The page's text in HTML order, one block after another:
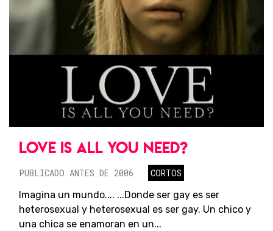
LOVE IS ALL YOU NEED?
PUBLICADO ANTES DE 2006
CORTOS
Imagina un mundo.... ...Donde ser gay es ser
heterosexual y heterosexual es ser gay. Un chico y
una chica se enamoran en un...